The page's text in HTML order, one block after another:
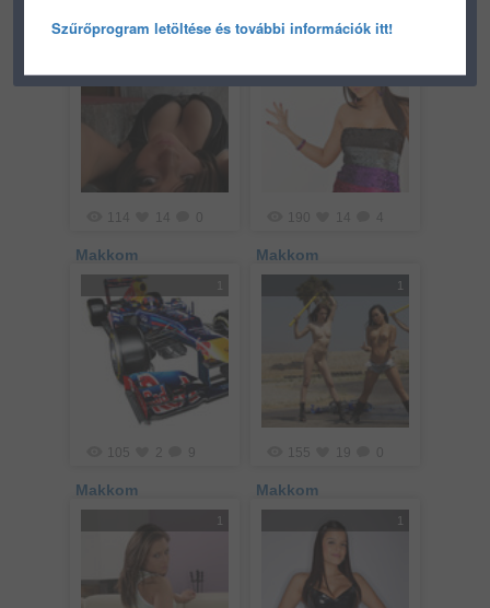
Makkom Makkom
Makkom
190
Makkom
105 2 9
Makkom
1
155 19
Makkom
1 1
Szűrőprogram letöltése és további információk itt!